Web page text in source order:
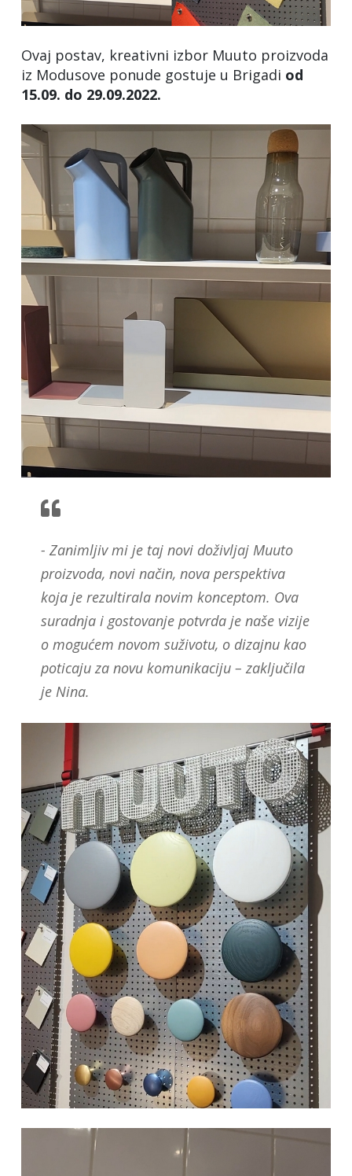
Ovaj postav, kreativni izbor Muuto proizvoda
iz Modusove ponude gostuje u Brigadi od
15.09. do 29.09.2022.
- Zanimljiv mi je taj novi doživljaj Muuto
proizvoda, novi način, nova perspektiva
koja je rezultirala novim konceptom. Ova
suradnja i gostovanje potvrda je naše vizije
o mogućem novom suživotu, o dizajnu kao
poticaju za novu komunikaciju – zaključila
je Nina.